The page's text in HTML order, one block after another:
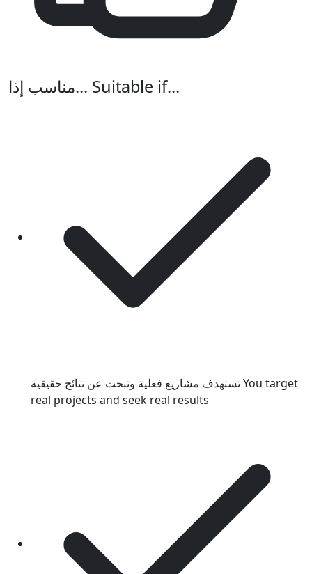
مناسب إذا... Suitable if...
تستهدف مشاريع فعلية وتبحث عن نتائج حقيقيةYou target
real projects and seek real results